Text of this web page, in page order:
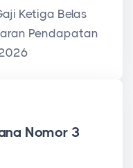
Ketiga Belas
Pendapatan
Nomor 3